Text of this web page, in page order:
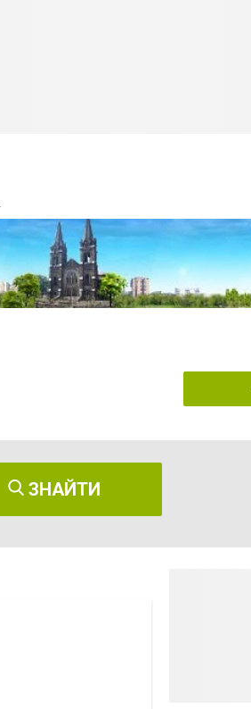
ЗНАЙТИ